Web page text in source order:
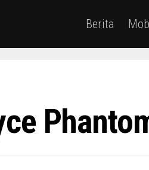
Berita